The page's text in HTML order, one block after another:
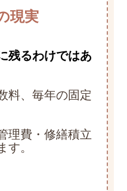
現実
残るわけではあ
料、毎年の固定
理費・修繕積立
す。